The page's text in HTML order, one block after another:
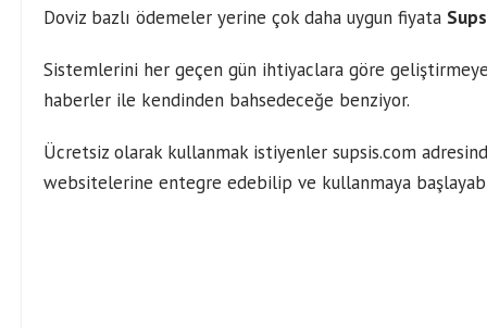
Doviz bazlı ödemeler yerine çok daha uygun fiyata
Sistemlerini her geçen gün ihtiyaclara göre
haberler ile kendinden bahsedeceğe benziyor.
Ücretsiz olarak kullanmak istiyenler supsis.com
websitelerine entegre edebilip ve kullanmaya